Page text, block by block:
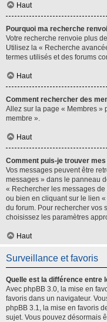
Haut
Pourquoi ma recherche
Votre recherche renvoie plus
Utilisez la « Recherche
termes utilisés et des forums
Haut
Comment rechercher des
Allez sur la page « Membres »
membre ».
Haut
Comment puis-je trouver
Vos messages peuvent être
messages » dans le panneau
« Rechercher les messages
ou bien en cliquant sur le lien
du forum. Pour rechercher vos
choisissez les paramètres
Haut
Surveillance et favoris
Quelle est la différence entre
Avec phpBB 3.0, la mise en
favoris dans un navigateur.
phpBB 3.1, la mise en favoris
sujet. Vous pouvez désormais